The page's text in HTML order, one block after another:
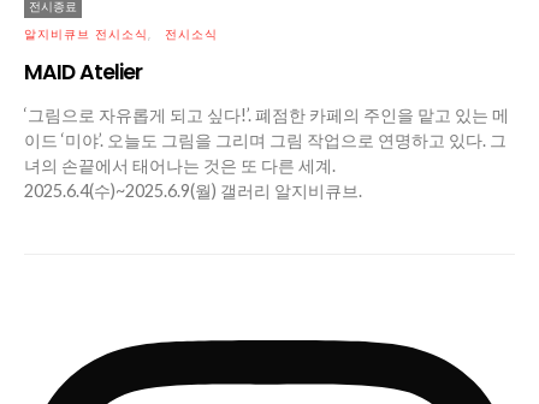
전시종료
알지비큐브 전시소식 전시소식
MAID Atelier
‘그림으로 자유롭게 되고 싶다!’. 폐점한 카페의 주인을 맡고 있는 메
이드 ‘미야’. 오늘도 그림을 그리며 그림 작업으로 연명하고 있다. 그
녀의 손끝에서 태어나는 것은 또 다른 세계.
2025.6.4(수)~2025.6.9(월) 갤러리 알지비큐브.